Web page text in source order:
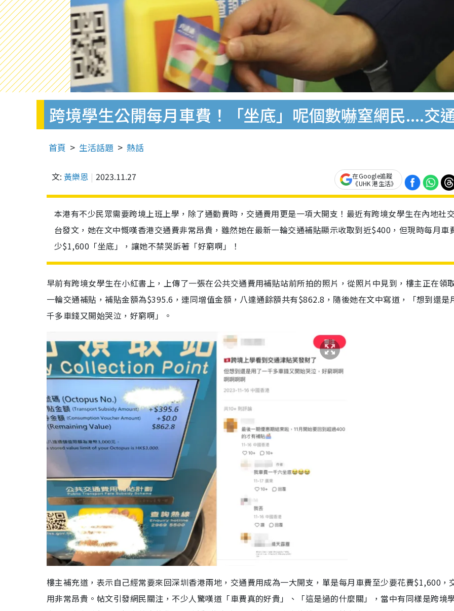
跨境學生公開每月車費！「坐底」呢個數嚇窒網民....交
首頁 生活話題 熱話
文: 黃樂恩 2023.11.27
在Google追蹤
《UHK 港生活》
本港有不少民眾需要跨境上班上學，除了通勤費時，交通費用更是一項大開支！最近有跨境女學生在內地社
台發文，她在文中慨嘆香港交通費非常昂貴，雖然她在最新一輪交通補貼顯示收取到近$400，但現時每月車
少$1,600「坐底」，讓她不禁哭訴著「好窮啊」！
早前有跨境女學生在小紅書上，上傳了一張在公共交通費用補貼站前所拍的照片，從照片中見到，樓主正在領
一輪交通補貼，補貼金額為$395.6，連同增值金額，八達通餘額共有$862.8，隨後她在文中寫道，「想到還是
千多車錢又開始哭泣，好窮啊」。
樓主補充道，表示自己經常要來回深圳香港兩地，交通費用成為一大開支，單是每月車費至少要花費$1,600，
用非常昂貴。帖文引發網民關注，不少人驚嘆道「車費真的好貴」、「這是過的什麼關」，當中有同樣是跨境